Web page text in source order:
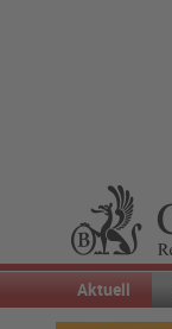
Aktuell